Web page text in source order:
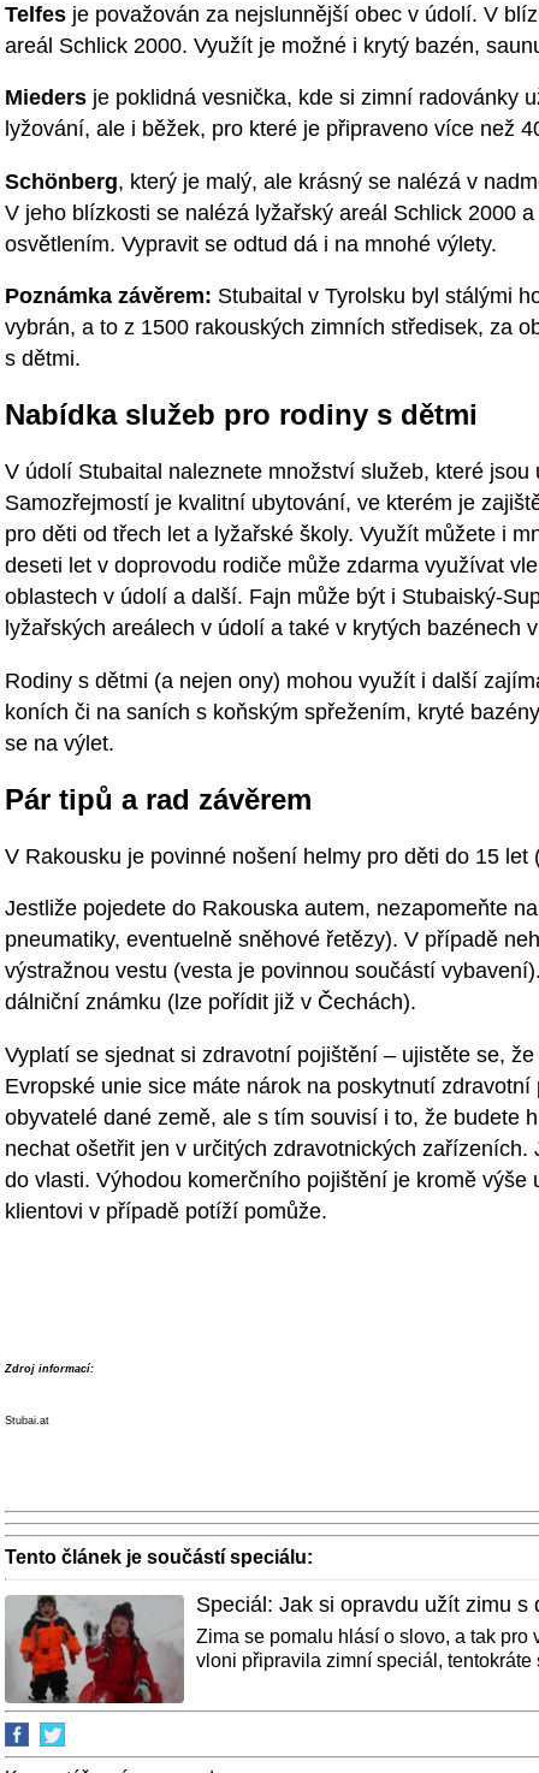
Telfes je považován za nejslunnější obec v údolí. V
areál Schlick 2000. Využít je možné i krytý bazén,
Mieders je poklidná vesnička, kde si zimní radovánky
lyžování, ale i běžek, pro které je připraveno více než
Schönberg, který je malý, ale krásný se nalézá v
V jeho blízkosti se nalézá lyžařský areál Schlick 2000
osvětlením. Vypravit se odtud dá i na mnohé výlety.
Poznámka závěrem: Stubaital v Tyrolsku byl stálými
vybrán, a to z 1500 rakouských zimních středisek, za
s dětmi.
Nabídka služeb pro rodiny s dětmi
V údolí Stubaital naleznete množství služeb, které jsou
Samozřejmostí je kvalitní ubytování, ve kterém je
pro děti od třech let a lyžařské školy. Využít můžete i
deseti let v doprovodu rodiče může zdarma využívat
oblastech v údolí a další. Fajn může být i Stubaiský-
lyžařských areálech v údolí a také v krytých bazénech
Rodiny s dětmi (a nejen ony) mohou využít i další
koních či na saních s koňským spřežením, kryté
se na výlet.
Pár tipů a rad závěrem
V Rakousku je povinné nošení helmy pro děti do 15 let
Jestliže pojedete do Rakouska autem, nezapomeňte
pneumatiky, eventuelně sněhové řetězy). V případě
výstražnou vestu (vesta je povinnou součástí
dálniční známku (lze pořídit již v Čechách).
Vyplatí se sjednat si zdravotní pojištění – ujistěte se,
Evropské unie sice máte nárok na poskytnutí
obyvatelé dané země, ale s tím souvisí i to, že budete
nechat ošetřit jen v určitých zdravotnických
do vlasti. Výhodou komerčního pojištění je kromě
klientovi v případě potíží pomůže.
Zdroj informací:
Stubai.at
Tento článek je součástí speciálu:
Speciál: Jak si opravdu užít zimu s
Zima se pomalu hlásí o slovo, a tak
vloni připravila zimní speciál, tentokráte